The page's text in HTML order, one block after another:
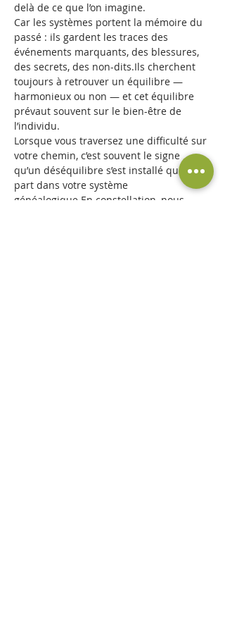
delà de ce que l’on imagine.
Car les systèmes portent la mémoire du
passé : ils gardent les traces des
événements marquants, des blessures,
des secrets, des non-dits.Ils cherchent
toujours à retrouver un équilibre —
harmonieux ou non — et cet équilibre
prévaut souvent sur le bien-être de
l’individu.
Lorsque vous traversez une difficulté sur
votre chemin, c’est souvent le signe
qu’un déséquilibre s’est installé quelque
part dans votre système
généalogique.En constellation, nous